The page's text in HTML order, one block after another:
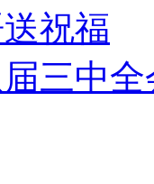
祝福
三中全